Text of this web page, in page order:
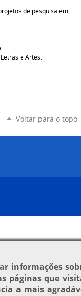
de pesquisa em
e Artes.
Voltar para o topo
informações
páginas que
a mais